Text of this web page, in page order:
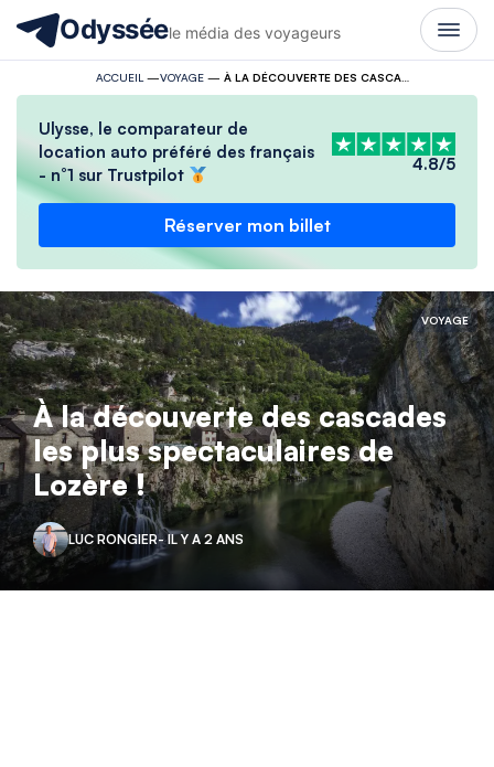
Odysséele média des voyageurs
ACCUEIL —VOYAGE— À LA DÉCOUVERTE DES CASCADES LES PLUS SPECTACULAIRES DE LOZÈRE !
Ulysse, le comparateur de
location auto préféré des français
- n°1 sur Trustpilot
4.8/5
Réserver mon billet
VOYAGE
À la découverte des cascades
les plus spectaculaires de
Lozère !
LUC RONGIER- IL Y A 2 ANS